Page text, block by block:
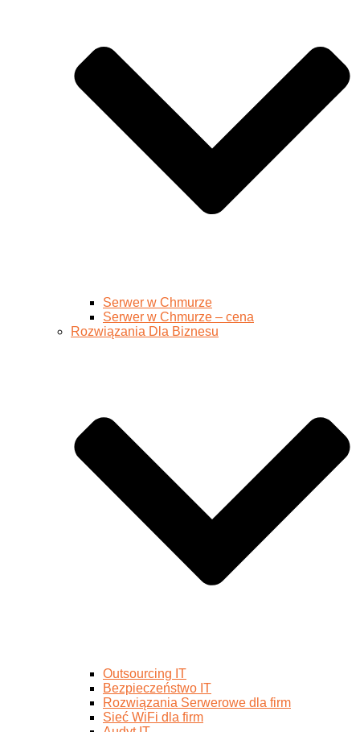
Serwer w Chmurze
Serwer w Chmurze – cena
Rozwiązania Dla Biznesu
Outsourcing IT
Bezpieczeństwo IT
Rozwiązania Serwerowe dla firm
Sieć WiFi dla firm